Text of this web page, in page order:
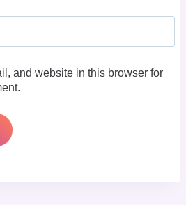
and website in this browser for